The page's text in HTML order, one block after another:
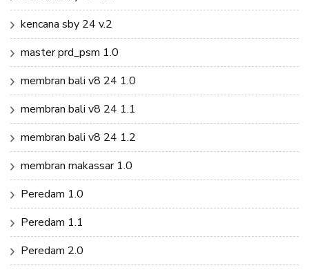
kencana sby 24 v.2
master prd_psm 1.0
membran bali v8 24 1.0
membran bali v8 24 1.1
membran bali v8 24 1.2
membran makassar 1.0
Peredam 1.0
Peredam 1.1
Peredam 2.0